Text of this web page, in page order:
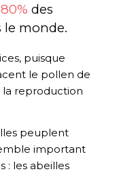
80% des
le monde.
puisque
le pollen de
la reproduction
peuplent
important
: les abeilles